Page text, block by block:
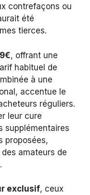
contrefaçons ou
été
tierces.
, offrant une
habituel de
à une
accentue le
réguliers.
leur cure
supplémentaires
proposées,
amateurs de
exclusif, ceux